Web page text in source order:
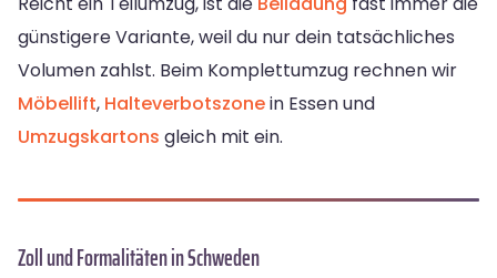
günstigere Variante, weil du nur dein tatsächliches
Volumen zahlst. Beim Komplettumzug rechnen wir
Möbellift, Halteverbotszonein Essen und
Umzugskartons gleich mit ein.
Zoll und Formalitäten in Schweden